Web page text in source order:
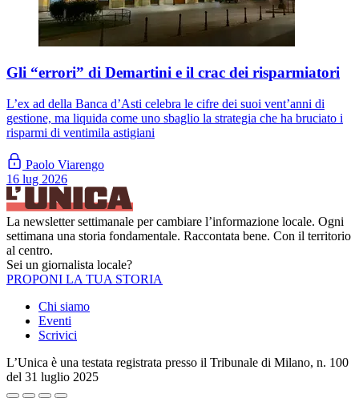
Gli “errori” di Demartini e il crac dei risparmiatori
L’ex ad della Banca d’Asti celebra le cifre dei suoi vent’anni di
gestione, ma liquida come uno sbaglio la strategia che ha bruciato i
risparmi di ventimila astigiani
Paolo Viarengo
16 lug 2026
La newsletter settimanale per cambiare l’informazione locale. Ogni
settimana una storia fondamentale. Raccontata bene. Con il territorio
al centro.
Sei un giornalista locale?
PROPONI LA TUA STORIA
Chi siamo
Eventi
Scrivici
L’Unica è una testata registrata presso il Tribunale di Milano, n. 100
del 31 luglio 2025